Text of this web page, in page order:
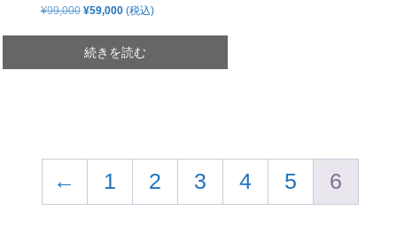
¥99,000 元
価
格
¥59,000現
の
価
(税込)
続きを読む
← 1 2 3 4 5 6